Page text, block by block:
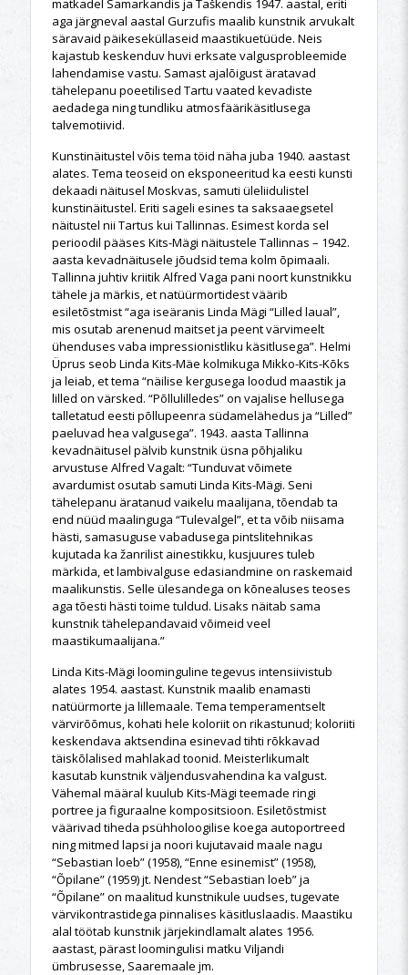
matkadel Samarkandis ja Taškendis 1947. aastal, eriti
aga järgneval aastal Gurzufis maalib kunstnik arvukalt
säravaid päikeseküllaseid maastikuetüüde. Neis
kajastub keskenduv huvi erksate valgusprobleemide
lahendamise vastu. Samast ajalõigust äratavad
tähelepanu poeetilised Tartu vaated kevadiste
aedadega ning tundliku atmosfäärikäsitlusega
talvemotiivid.
Kunstinäitustel võis tema töid näha juba 1940. aastast
alates. Tema teoseid on eksponeeritud ka eesti kunsti
dekaadi näitusel Moskvas, samuti üleliidulistel
kunstinäitustel. Eriti sageli esines ta saksaaegsetel
näitustel nii Tartus kui Tallinnas. Esimest korda sel
perioodil pääses Kits-Mägi näitustele Tallinnas – 1942.
aasta kevadnäitusele jõudsid tema kolm õpimaali.
Tallinna juhtiv kriitik Alfred Vaga pani noort kunstnikku
tähele ja märkis, et natüürmortidest väärib
esiletõstmist “aga iseäranis Linda Mägi “Lilled laual”,
mis osutab arenenud maitset ja peent värvimeelt
ühenduses vaba impressionistliku käsitlusega”. Helmi
Üprus seob Linda Kits-Mäe kolmikuga Mikko-Kits-Kõks
ja leiab, et tema “näilise kergusega loodud maastik ja
lilled on värsked. “Põllulilledes” on vajalise hellusega
talletatud eesti põllupeenra südamelähedus ja “Lilled”
paeluvad hea valgusega”. 1943. aasta Tallinna
kevadnäitusel pälvib kunstnik üsna põhjaliku
arvustuse Alfred Vagalt: “Tunduvat võimete
avardumist osutab samuti Linda Kits-Mägi. Seni
tähelepanu äratanud vaikelu maalijana, tõendab ta
end nüüd maalinguga “Tulevalgel”, et ta võib niisama
hästi, samasuguse vabadusega pintslitehnikas
kujutada ka žanrilist ainestikku, kusjuures tuleb
märkida, et lambivalguse edasiandmine on raskemaid
maalikunstis. Selle ülesandega on kõnealuses teoses
aga tõesti hästi toime tuldud. Lisaks näitab sama
kunstnik tähelepandavaid võimeid veel
maastikumaalijana.”
Linda Kits-Mägi loominguline tegevus intensiivistub
alates 1954. aastast. Kunstnik maalib enamasti
natüürmorte ja lillemaale. Tema temperamentselt
värvirõõmus, kohati hele koloriit on rikastunud; koloriiti
keskendava aktsendina esinevad tihti rõkkavad
täiskõlalised mahlakad toonid. Meisterlikumalt
kasutab kunstnik väljendusvahendina ka valgust.
Vähemal määral kuulub Kits-Mägi teemade ringi
portree ja figuraalne kompositsioon. Esiletõstmist
väärivad tiheda psühholoogilise koega autoportreed
ning mitmed lapsi ja noori kujutavaid maale nagu
“Sebastian loeb” (1958), “Enne esinemist” (1958),
“Õpilane” (1959) jt. Nendest “Sebastian loeb” ja
“Õpilane” on maalitud kunstnikule uudses, tugevate
värvikontrastidega pinnalises käsitluslaadis. Maastiku
alal töötab kunstnik järjekindlamalt alates 1956.
aastast, pärast loomingulisi matku Viljandi
ümbrusesse, Saaremaale jm.